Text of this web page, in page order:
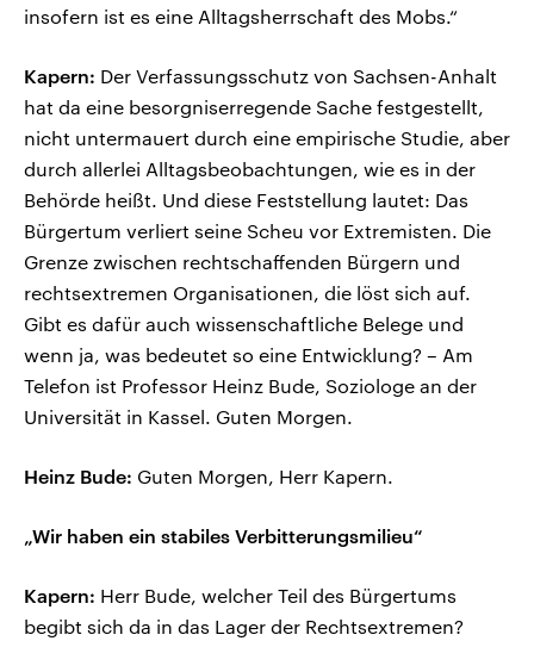
insofern ist es eine Alltagsherrschaft des Mobs.“
Kapern: Der Verfassungsschutz von Sachsen-Anhalt
hat da eine besorgniserregende Sache festgestellt,
nicht untermauert durch eine empirische Studie, aber
durch allerlei Alltagsbeobachtungen, wie es in der
Behörde heißt. Und diese Feststellung lautet: Das
Bürgertum verliert seine Scheu vor Extremisten. Die
Grenze zwischen rechtschaffenden Bürgern und
rechtsextremen Organisationen, die löst sich auf.
Gibt es dafür auch wissenschaftliche Belege und
wenn ja, was bedeutet so eine Entwicklung? – Am
Telefon ist Professor Heinz Bude, Soziologe an der
Universität in Kassel. Guten Morgen.
Heinz Bude: Guten Morgen, Herr Kapern.
„Wir haben ein stabiles Verbitterungsmilieu“
Kapern: Herr Bude, welcher Teil des Bürgertums
begibt sich da in das Lager der Rechtsextremen?